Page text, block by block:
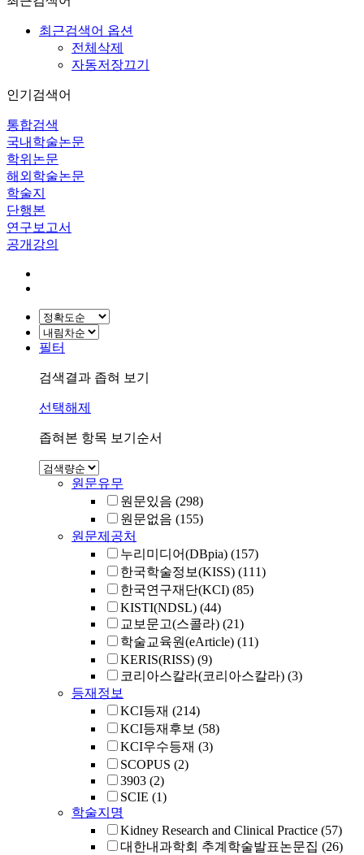
최근검색어 옵션
전체삭제
자동저장끄기
인기검색어
통합검색
국내학술논문
학위논문
해외학술논문
학술지
단행본
연구보고서
공개강의
필터
검색결과 좁혀 보기
선택해제
좁혀본 항목 보기순서
원문유무
원문있음 (298)
원문없음 (155)
원문제공처
누리미디어(DBpia) (157)
한국학술정보(KISS) (111)
한국연구재단(KCI) (85)
KISTI(NDSL) (44)
교보문고(스콜라) (21)
학술교육원(eArticle) (11)
KERIS(RISS) (9)
코리아스칼라(코리아스칼라) (3)
등재정보
KCI등재 (214)
KCI등재후보 (58)
KCI우수등재 (3)
SCOPUS (2)
3903 (2)
SCIE (1)
학술지명
Kidney Research and Clinical Practice (57)
대한내과학회 추계학술발표논문집 (26)